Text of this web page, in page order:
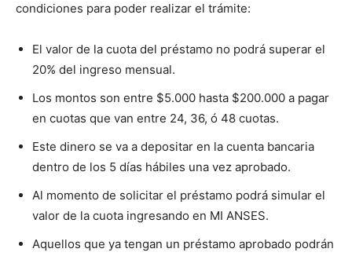
condiciones para poder realizar el trámite:
El valor de la cuota del préstamo no podrá superar el
20% del ingreso mensual.
Los montos son entre $5.000 hasta $200.000 a pagar
en cuotas que van entre 24, 36, ó 48 cuotas.
Este dinero se va a depositar en la cuenta bancaria
dentro de los 5 días hábiles una vez aprobado.
Al momento de solicitar el préstamo podrá simular el
valor de la cuota ingresando en MI ANSES.
Aquellos que ya tengan un préstamo aprobado podrán